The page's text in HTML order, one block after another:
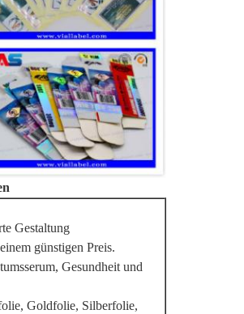
Gestaltung
günstigen Preis.
Gesundheit und
Goldfolie, Silberfolie,